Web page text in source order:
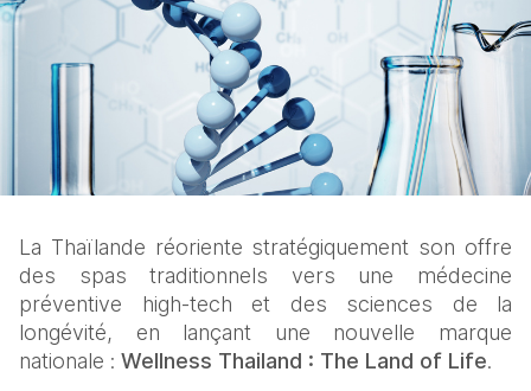
La Thaïlande réoriente stratégiquement son offre
des spas traditionnels vers une médecine
préventive high-tech et des sciences de la
longévité, en lançant une nouvelle marque
nationale : Wellness Thailand : The Land of Life.​